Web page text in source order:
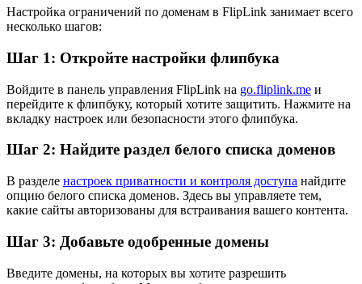
Настройка ограничений по доменам в FlipLink занимает всего
несколько шагов:
Шаг 1: Откройте настройки флипбука
Войдите в панель управления FlipLink на go.fliplink.me и
перейдите к флипбуку, который хотите защитить. Нажмите на
вкладку настроек или безопасности этого флипбука.
Шаг 2: Найдите раздел белого списка доменов
В разделе настроек приватности и контроля доступа найдите
опцию белого списка доменов. Здесь вы управляете тем,
какие сайты авторизованы для встраивания вашего контента.
Шаг 3: Добавьте одобренные домены
Введите домены, на которых вы хотите разрешить